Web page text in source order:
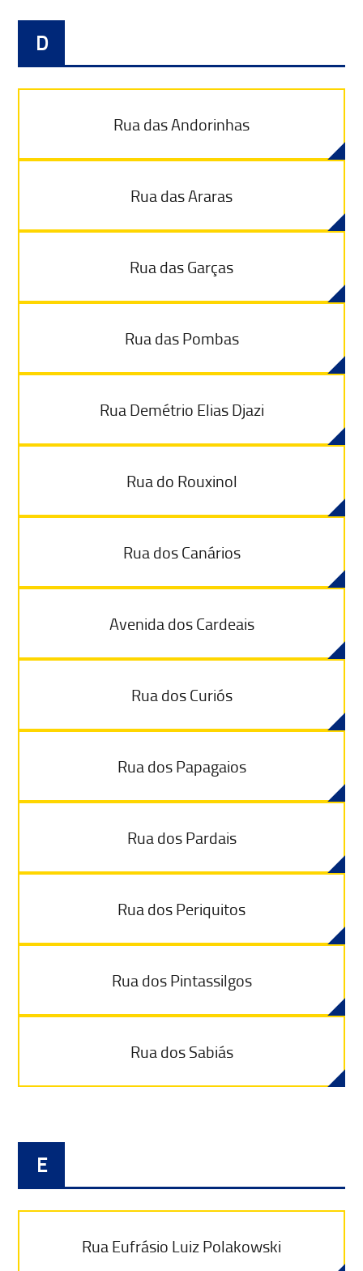
D
Rua das Andorinhas
Rua das Araras
Rua das Garças
Rua das Pombas
Rua Demétrio Elias Djazi
Rua do Rouxinol
Rua dos Canários
Avenida dos Cardeais
Rua dos Curiós
Rua dos Papagaios
Rua dos Pardais
Rua dos Periquitos
Rua dos Pintassilgos
Rua dos Sabiás
E
Rua Eufrásio Luiz Polakowski